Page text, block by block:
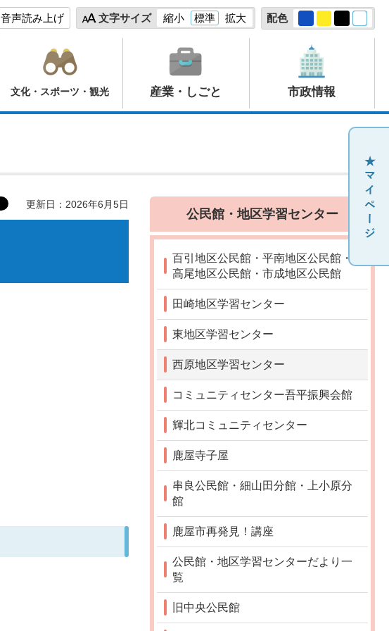
音声読み上げ 文字サイズ 縮小 標準 拡大 配色
文化・スポーツ・観光 産業・しごと 市政情報
更新日：2026年6月5日
公民館・地区学習センター
百引地区公民館・平南地区公民館・
高尾地区公民館・市成地区公民館
田崎地区学習センター
東地区学習センター
西原地区学習センター
コミュニティセンター吾平振興会館
輝北コミュニティセンター
鹿屋寺子屋
串良公民館・細山田分館・上小原分
館
鹿屋市再発見！講座
公民館・地区学習センターだより一
覧
旧中央公民館